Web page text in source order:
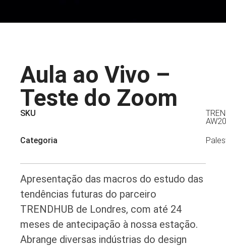
Aula ao Vivo –
Teste do Zoom
SKU
Categoria
Apresentação das macros do estudo das
tendências futuras do parceiro
TRENDHUB de Londres, com até 24
meses de antecipação à nossa estação.
Abrange diversas indústrias do design